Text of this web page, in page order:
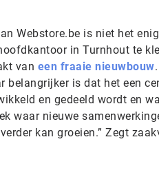
Webstore.be is niet het
in Turnhout te
van een fraaie nieuwbouw
belangrijker is dat het een
en gedeeld wordt en
waar nieuwe
kan groeien.” Zegt